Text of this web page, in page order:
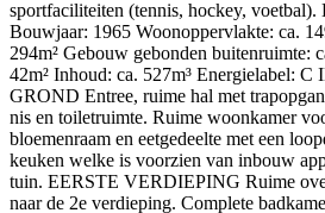
sportfaciliteiten (tennis, hockey,
Bouwjaar: 1965 Woonoppervlakte: ca.
294m² Gebouw gebonden buitenruimte:
42m² Inhoud: ca. 527m³ Energielabel:
GROND Entree, ruime hal met
nis en toiletruimte. Ruime woonkamer
bloemenraam en eetgedeelte met een
keuken welke is voorzien van inbouw
tuin. EERSTE VERDIEPING Ruime
naar de 2e verdieping. Complete